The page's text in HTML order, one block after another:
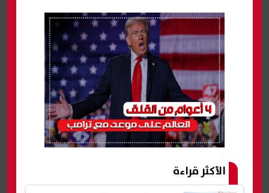
الأكثر قراءة